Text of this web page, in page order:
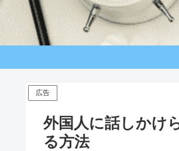
広告
外国人に話しかけ
る方法